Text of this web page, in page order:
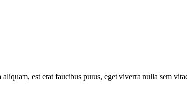
est erat faucibus purus, eget viverra nulla sem